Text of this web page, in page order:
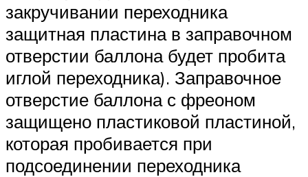
закручивании переходника
защитная пластина в заправочном
отверстии баллона будет пробита
иглой переходника). Заправочное
отверстие баллона с фреоном
защищено пластиковой пластиной,
которая пробивается при
подсоединении переходника